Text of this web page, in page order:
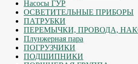
Насосы ГУР
ОСВЕТИТЕЛЬНЫЕ ПРИБОРЫ
ПАТРУБКИ
ПЕРЕМЫЧКИ, ПРОВОДА,
Плунжерная пара
ПОГРУЗЧИКИ
ПОДШИПНИКИ